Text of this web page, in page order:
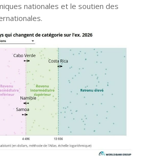
nationales et le soutien des